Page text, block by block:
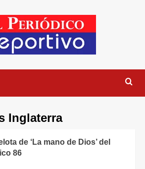
Inglaterra
de ‘La mano de Dios’ del
86